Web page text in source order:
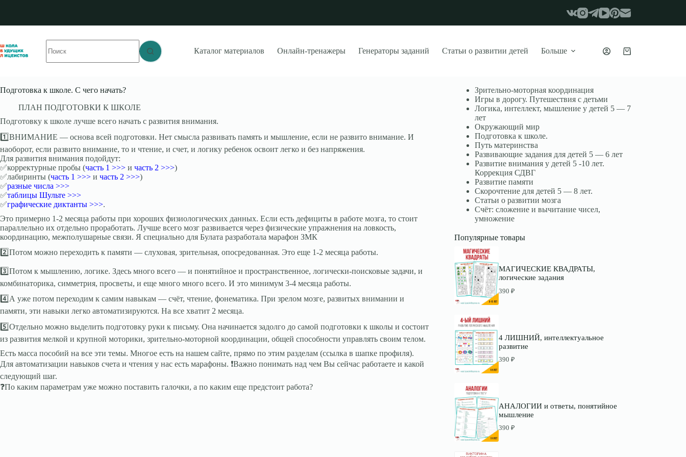
не
найдено
Каталог материалов Онлайн-тренажеры Генераторы заданий Статьи о развитии детей Больше Корзина
Подготовка к школе. С чего начать?
⠀⠀⠀ПЛАН ПОДГОТОВКИ К ШКОЛЕ
Подготовку к школе лучше всего начать с развития внимания.
1️⃣ВНИМАНИЕ — основа всей подготовки. Нет смысла развивать память и мышление, если не развито внимание. И
наоборот, если развито внимание, то и чтение, и счет, и логику ребенок освоит легко и без напряжения.
Для развития внимания подойдут:
✅корректурные пробы (часть 1 >>> и часть 2 >>>)
✅лабиринты (часть 1 >>> и часть 2 >>>)
✅разные числа >>>
✅таблицы Шульте >>>
✅графические диктанты >>>.
Это примерно 1-2 месяца работы при хороших физиологических данных. Если есть дефициты в работе мозга, то стоит
параллельно их отдельно проработать. Лучше всего мозг развивается через физические упражнения на ловкость,
координацию, межполушарные связи. Я специально для Булата разработала марафон ЗМК
2️⃣Потом можно переходить к памяти — слуховая, зрительная, опосредованная. Это еще 1-2 месяца работы.
3️⃣Потом к мышлению, логике. Здесь много всего — и понятийное и пространственное, логически-поисковые задачи, и
комбинаторика, симметрия, просветы, и еще много много всего. И это минимум 3-4 месяца работы.
4️⃣А уже потом переходим к самим навыкам — счёт, чтение, фонематика. При зрелом мозге, развитых внимании и
памяти, эти навыки легко автоматизируются. На все хватит 2 месяца.
5️⃣Отдельно можно выделить подготовку руки к письму. Она начинается задолго до самой подготовки к школы и состоит
из развития мелкой и крупной моторики, зрительно-моторной координации, общей способности управлять своим телом.
Есть масса пособий на все эти темы. Многое есть на нашем сайте, прямо по этим разделам (ссылка в шапке профиля).
Для автоматизации навыков счета и чтения у нас есть марафоны. ❗Важно понимать над чем Вы сейчас работаете и какой
следующий шаг.
❓По каким параметрам уже можно поставить галочки, а по каким еще предстоит работа?
Зрительно-моторная координация
Игры в дорогу. Путешествия с детьми
Логика, интеллект, мышление у детей 5 — 7
лет
Окружающий мир
Подготовка к школе.
Путь материнства
Развивающие задания для детей 5 — 6 лет
Развитие внимания у детей 5 -10 лет.
Коррекция СДВГ
Развитие памяти
Скорочтение для детей 5 — 8 лет.
Статьи о развитии мозга
Счёт: сложение и вычитание чисел,
умножение
Популярные товары
МАГИЧЕСКИЕ КВАДРАТЫ,
логические задания
390 ₽
4 ЛИШНИЙ, интеллектуальное
развитие
390 ₽
АНАЛОГИИ и ответы, понятийное
мышление
390 ₽